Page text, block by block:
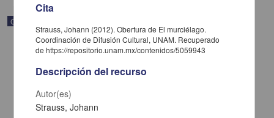
Correspondencia postal
Cita
Strauss, Johann (2012). Obertura de El murciélago.
Coordinación de Difusión Cultural, UNAM. Recuperado
de https://repositorio.unam.mx/contenidos/5059943
Descripción del recurso
Autor(es)
Strauss, Johann